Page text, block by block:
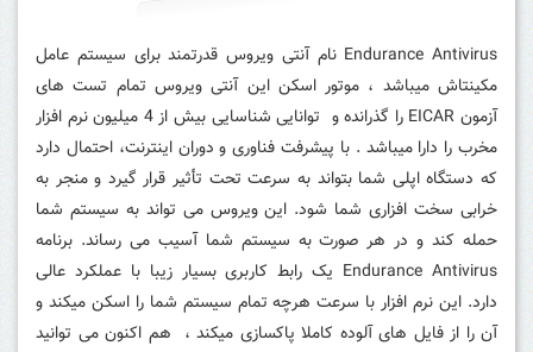
Endurance Antivirus نام آنتی ویروس قدرتمند برای سیستم عامل
مکینتاش میباشد ، موتور اسکن این آنتی ویروس تمام تست های
آزمون EICAR را گذرانده و توانایی شناسایی بیش از 4 میلیون نرم افزار
مخرب را دارا میباشد . با پیشرفت فناوری و دوران اینترنت، احتمال دارد
که دستگاه اپلی شما بتواند به سرعت تحت تأثیر قرار گیرد و منجر به
خرابی سخت افزاری شما شود. این ویروس می تواند به سیستم شما
حمله کند و در هر صورت به سیستم شما آسیب می رساند. برنامه
Endurance Antivirus یک رابط کاربری بسیار زیبا با عملکرد عالی
دارد. این نرم افزار با سرعت هرچه تمام سیستم شما را اسکن میکند و
آن را از فایل های آلوده کاملا پاکسازی میکند ، هم اکنون می توانید